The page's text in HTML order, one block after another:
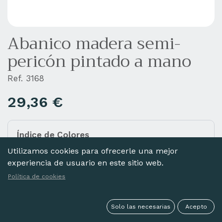
Abanico madera semi-
pericón pintado a mano
Índice de Colores
Añada diferentes colores a la cesta haciendo clic
en las imágenes de abajo.
Ref. 3168
29,36 €
Utilizamos cookies para ofrecerle una mejor
experiencia de usuario en este sitio web.
Política de cookies
Solo las necesarias Acepto